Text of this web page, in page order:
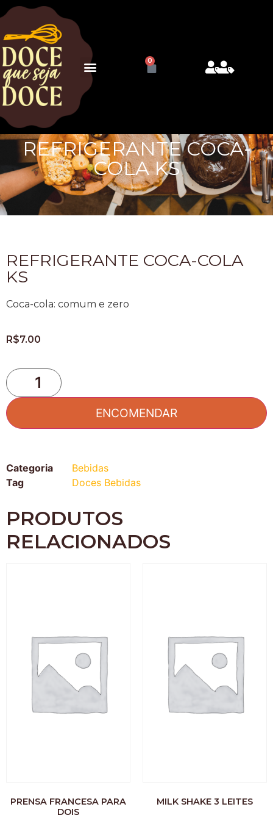
0
REFRIGERANTE COCA-
COLA KS
REFRIGERANTE COCA-COLA
KS
Coca-cola: comum e zero
R$7.00
ENCOMENDAR
Categoria
Bebidas
Tag
Doces Bebidas
PRODUTOS
RELACIONADOS
PRENSA FRANCESA PARA
DOIS
MILK SHAKE 3 LEITES